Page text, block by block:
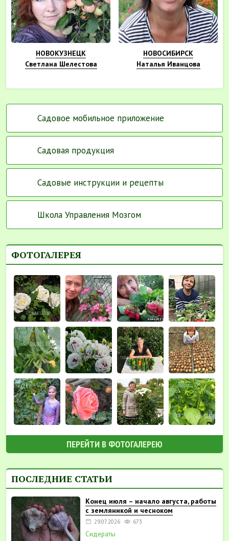
НОВОКУЗНЕЦК
Светлана Шелестова
НОВОСИБИРСК
Наталья Иванцова
Садовое мобильное приложение
Садовая продукция
Садовые инструкции и рецепты
Школа Управления Мозгом
ФОТОГАЛЕРЕЯ
ПЕРЕЙТИ В ФОТОГАЛЕРЕЮ
ПОСЛЕДНИЕ СТАТЬИ
Конец июля – начало августа, работы
с земляникой и чесноком
29.07.2026 673
Сидераты